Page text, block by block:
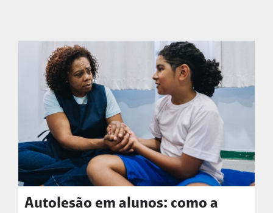
Autolesão em alunos: como a